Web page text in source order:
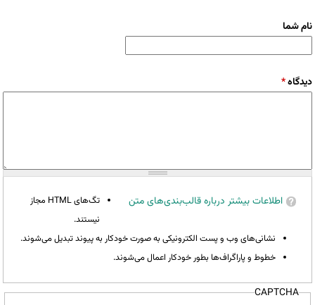
نام شما
دیدگاه*
اطلاعات بیشتر درباره قالب‌بندی‌های متن
تگ‌های HTML مجاز
نیستند.
نشانی‌های وب و پست الکترونیکی به صورت خودکار به پیوند تبدیل می‌شوند.
خطوط و پاراگراف‌ها بطور خودکار اعمال می‌شوند.
CAPTCHA